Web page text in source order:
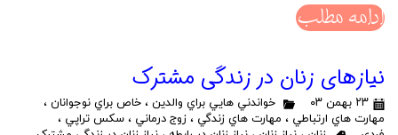
ادامه مطلب
نیازهای زنان در زندگی مشترک
۲۳ بهمن ۰۳ خواندني هايي براي والدين ، خاص براي نوجوانان ،
مهارت هاي ارتباطي ، مهارت هاي زندگي ، زوج درماني ، سكس تراپي ،